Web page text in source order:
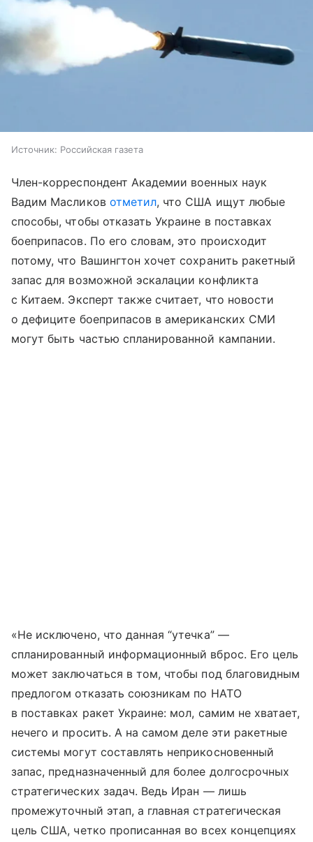
Источник: Российская газета
Член-корреспондент Академии военных наук
Вадим Масликов отметил, что США ищут любые
способы, чтобы отказать Украине в поставках
боеприпасов. По его словам, это происходит
потому, что Вашингтон хочет сохранить ракетный
запас для возможной эскалации конфликта
с Китаем. Эксперт также считает, что новости
о дефиците боеприпасов в американских СМИ
могут быть частью спланированной кампании.
«Не исключено, что данная “утечка” —
спланированный информационный вброс. Его цель
может заключаться в том, чтобы под благовидным
предлогом отказать союзникам по НАТО
в поставках ракет Украине: мол, самим не хватает,
нечего и просить. А на самом деле эти ракетные
системы могут составлять неприкосновенный
запас, предназначенный для более долгосрочных
стратегических задач. Ведь Иран — лишь
промежуточный этап, а главная стратегическая
цель США, четко прописанная во всех концепциях